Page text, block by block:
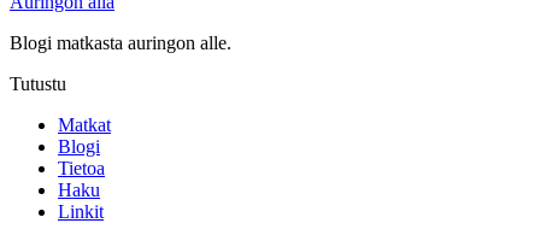
Blogi matkasta auringon alle.
Tutustu
Matkat
Blogi
Tietoa
Haku
Linkit